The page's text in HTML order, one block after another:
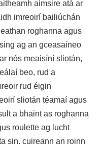
aimsire atá ar
imreoirí bailiúchán
roghanna agus
ag an gceasaíneo
nós meaisíní sliotán,
beo, rud a
rud éigin
sliotán téamaí agus
a bhaint as roghanna
roulette ag lucht
sin, cuireann an roinn